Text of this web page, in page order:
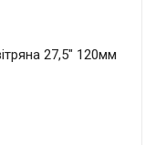
27,5" 120мм